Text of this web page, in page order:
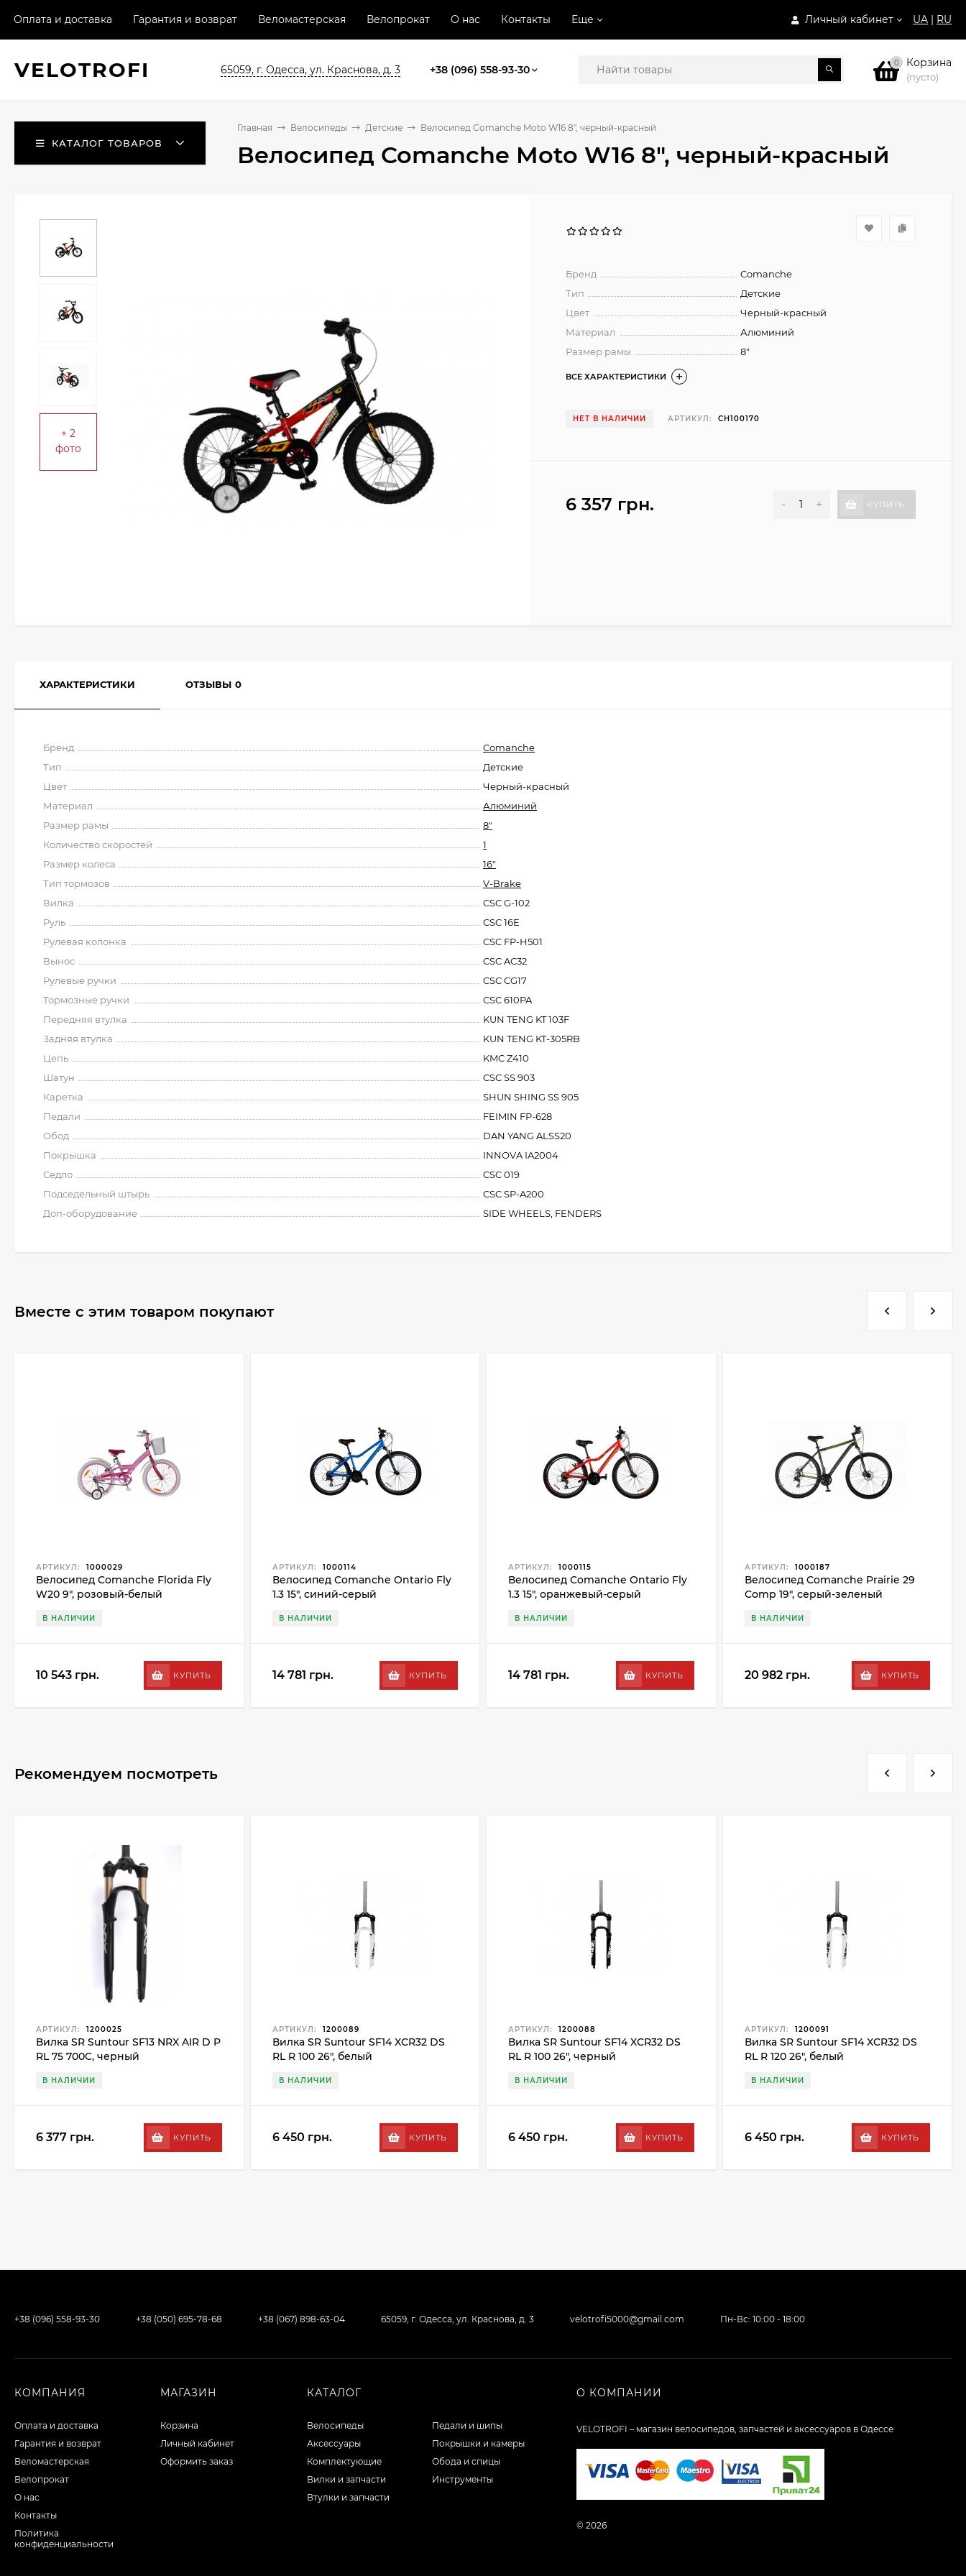
Личный кабинет UA | RU
Оплата и доставка Гарантия и возврат Веломастерская Велопрокат О нас Контакты Еще
VELOTROFI 65059, г. Одесса, ул. Краснова, д. 3 +38 (096) 558-93-30 0 Корзина
(пусто)
КАТАЛОГ ТОВАРОВ
Главная Велосипеды Детские Велосипед Comanche Moto W16 8", черный-красный
Велосипед Comanche Moto W16 8", черный-красный
+ 2
фото
Бренд
Comanche
Тип
Детские
Цвет
Черный-красный
Материал
Алюминий
Размер рамы
8"
ВСЕ ХАРАКТЕРИСТИКИ
НЕТ В НАЛИЧИИ АРТИКУЛ: CH100170
6 357 грн. - + КУПИТЬ
ХАРАКТЕРИСТИКИ ОТЗЫВЫ 0
Бренд
Comanche
Тип
Детские
Цвет
Черный-красный
Материал
Алюминий
Размер рамы
8"
Количество скоростей
1
Размер колеса
16"
Тип тормозов
V-Brake
Вилка
CSC G-102
Руль
CSC 16E
Рулевая колонка
CSC FP-H501
Вынос
CSC AC32
Рулевые ручки
CSC CG17
Тормозные ручки
CSC 610PA
Передняя втулка
KUN TENG KT 103F
Задняя втулка
KUN TENG KT-305RB
Цепь
KMC Z410
Шатун
CSC SS 903
Каретка
SHUN SHING SS 905
Педали
FEIMIN FP-628
Обод
DAN YANG ALSS20
Покрышка
INNOVA IA2004
Седло
CSC 019
Подседельный штырь
CSC SP-A200
Доп-оборудование
SIDE WHEELS, FENDERS
Вместе с этим товаром покупают
АРТИКУЛ: 1000029
Велосипед Comanche Florida Fly
W20 9", розовый-белый
В НАЛИЧИИ
10 543 грн. КУПИТЬ
АРТИКУЛ: 1000114
Велосипед Comanche Ontario Fly
1.3 15", синий-серый
В НАЛИЧИИ
14 781 грн. КУПИТЬ
АРТИКУЛ: 1000115
Велосипед Comanche Ontario Fly
1.3 15", оранжевый-серый
В НАЛИЧИИ
14 781 грн. КУПИТЬ
АРТИКУЛ: 1000187
Велосипед Comanche Prairie 29
Comp 19", серый-зеленый
В НАЛИЧИИ
20 982 грн. КУПИТЬ
Рекомендуем посмотреть
АРТИКУЛ: 1200025
Вилка SR Suntour SF13 NRX AIR D P
RL 75 700C, черный
В НАЛИЧИИ
6 377 грн. КУПИТЬ
АРТИКУЛ: 1200089
Вилка SR Suntour SF14 XCR32 DS
RL R 100 26", белый
В НАЛИЧИИ
6 450 грн. КУПИТЬ
АРТИКУЛ: 1200088
Вилка SR Suntour SF14 XCR32 DS
RL R 100 26", черный
В НАЛИЧИИ
6 450 грн. КУПИТЬ
АРТИКУЛ: 1200091
Вилка SR Suntour SF14 XCR32 DS
RL R 120 26", белый
В НАЛИЧИИ
6 450 грн. КУПИТЬ
+38 (096) 558-93-30 +38 (050) 695-78-68 +38 (067) 898-63-04 65059, г. Одесса, ул. Краснова, д. 3 velotrofi5000@gmail.com Пн-Вс: 10:00 - 18:00
КОМПАНИЯ
Оплата и доставка
Гарантия и возврат
Веломастерская
Велопрокат
О нас
Контакты
Политика
конфиденциальности
МАГАЗИН
Корзина
Личный кабинет
Оформить заказ
КАТАЛОГ
Велосипеды
Аксессуары
Комплектующие
Вилки и запчасти
Втулки и запчасти
Педали и шипы
Покрышки и камеры
Обода и спицы
Инструменты
О КОМПАНИИ
VELOTROFI – магазин велосипедов, запчастей и аксессуаров в Одессе
© 2026